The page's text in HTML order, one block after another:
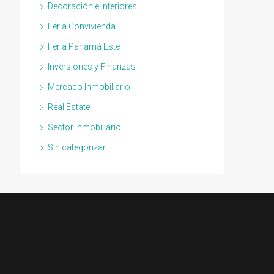
Decoración e Interiores
Feria Convivienda
Feria Panamá Este
Inversiones y Finanzas
Mercado Inmobiliario
Real Estate
Sector inmobiliario
Sin categorizar